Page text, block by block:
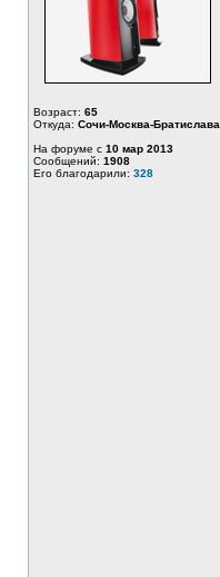
Возраст: 65
Откуда: Сочи-Москва-Братислава
На форуме с 10 мар 2013
Сообщений: 1908
Его благодарили: 328